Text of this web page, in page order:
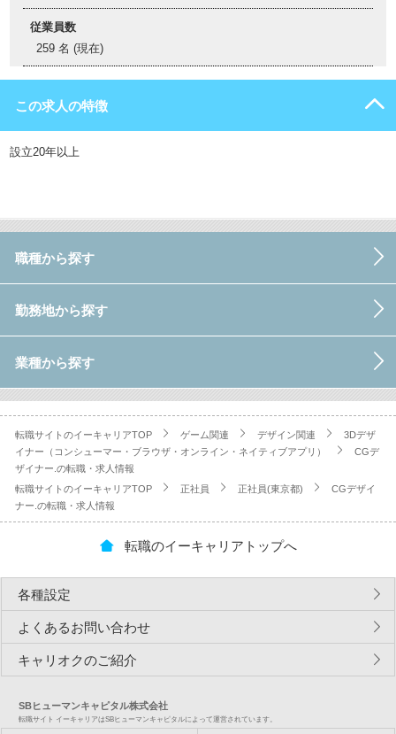
従業員数
259 名 (現在)
この求人の特徴
設立20年以上
職種から探す
勤務地から探す
業種から探す
転職サイトのイーキャリアTOP ゲーム関連 デザイン関連
3Dデザ
イナー（コンシューマー・ブラウザ・オンライン・ネイティブアプリ）
CGデ
ザイナー.の転職・求人情報
転職サイトのイーキャリアTOP
正社員 正社員(東京都)
CGデザイ
ナー.の転職・求人情報
転職のイーキャリアトップへ
各種設定
よくあるお問い合わせ
キャリオクのご紹介
SBヒューマンキャピタル株式会社
転職サイト イーキャリアはSBヒューマンキャピタルによって運営されています。